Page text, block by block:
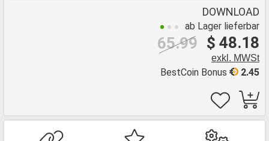
DOWNLOAD
ab Lager lieferbar
$ 48.18
65.99
exkl. MWSt
2.45
BestCoin Bonus